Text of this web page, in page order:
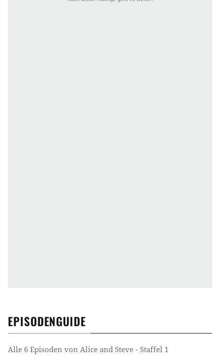
EPISODENGUIDE
Alle 6 Episoden von Alice and Steve - Staffel 1